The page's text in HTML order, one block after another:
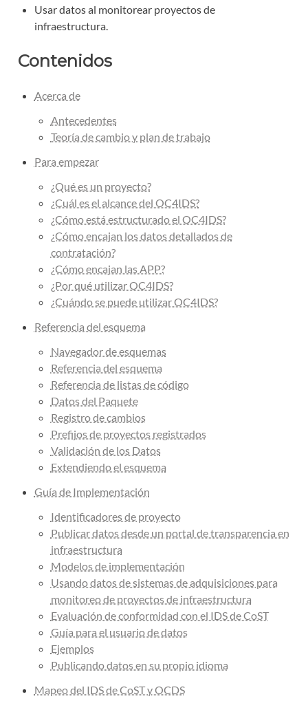
Usar datos al monitorear proyectos de
infraestructura.
Contenidos
Acerca de
Antecedentes
Teoría de cambio y plan de trabajo
Para empezar
¿Qué es un proyecto?
¿Cuál es el alcance del OC4IDS?
¿Cómo está estructurado el OC4IDS?
¿Cómo encajan los datos detallados de
contratación?
¿Cómo encajan las APP?
¿Por qué utilizar OC4IDS?
¿Cuándo se puede utilizar OC4IDS?
Referencia del esquema
Navegador de esquemas
Referencia del esquema
Referencia de listas de código
Datos del Paquete
Registro de cambios
Prefijos de proyectos registrados
Validación de los Datos
Extendiendo el esquema
Guía de Implementación
Identificadores de proyecto
Publicar datos desde un portal de transparencia en
infraestructura
Modelos de implementación
Usando datos de sistemas de adquisiciones para
monitoreo de proyectos de infraestructura
Evaluación de conformidad con el IDS de CoST
Guía para el usuario de datos
Ejemplos
Publicando datos en su propio idioma
Mapeo del IDS de CoST y OCDS